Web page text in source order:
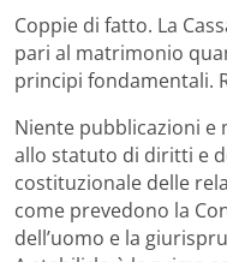
Coppie di fatto. La
pari al matrimonio
principi fondamentali.
Niente pubblicazioni e
allo statuto di diritti e
costituzionale delle
come prevedono la
dell’uomo e la